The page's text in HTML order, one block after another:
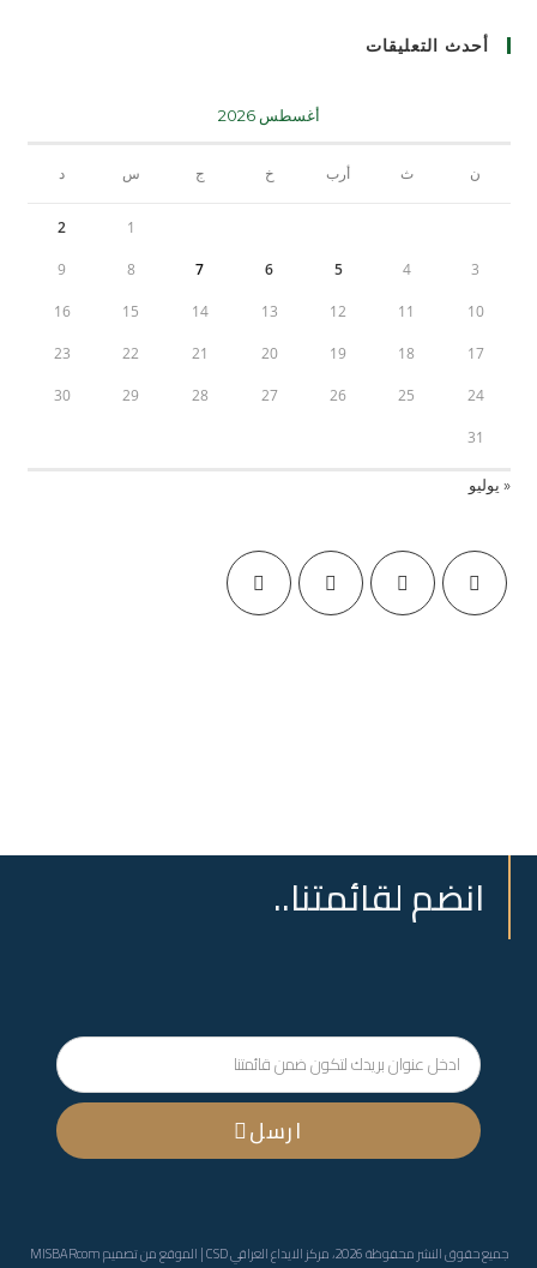
أحدث التعليقات
أغسطس 2026
ن ث أرب خ ج س د
1
2
3
4
5
6
7
8
9
10
11
12
13
14
15
16
17
18
19
20
21
22
23
24
25
26
27
28
29
30
31
« يوليو
انضم لقائمتنا..
ارسل
جميع حقوق النشر محفوظة 2026، مركز الايداع العراقي CSD | الموقع من تصميم MISBARcom